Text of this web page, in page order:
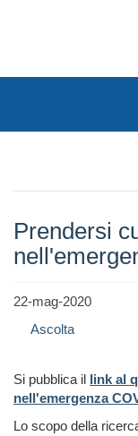
Prendersi
22-mag-2020
Ascolta
Si pubblica il link al
nell'emergenza
Lo scopo della